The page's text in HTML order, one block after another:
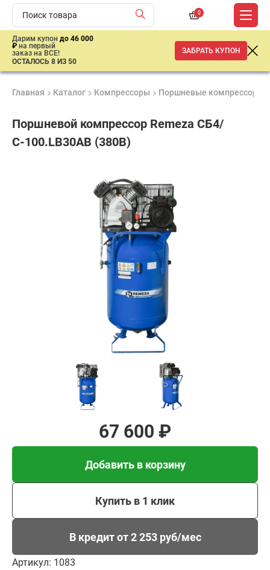
0
Дарим купон до 46 000
₽ на первый
заказ на ВСЕ!
ОСТАЛОСЬ 8 ИЗ 50
ЗАБРАТЬ КУПОН
Главная Каталог Компрессоры Поршневые компрессоры
Поршневой компрессор Remeza СБ4/
С-100.LB30АВ (380В)
Доставка
от 2 дней
67 600 ₽
Добавить в корзину
Купить в 1 клик
В кредит от 2 253 руб/мес
Артикул: 1083
Добавить в корзину
Купить в 1 клик
В кредит от 2 253 руб/
мес